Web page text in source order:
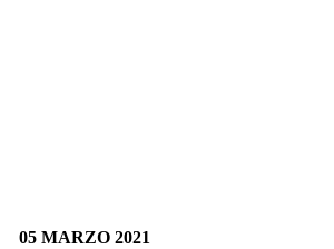
05 MARZO 2021